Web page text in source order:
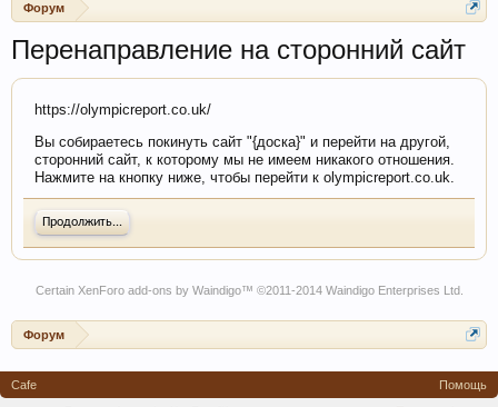
Форум
Перенаправление на сторонний сайт
https://olympicreport.co.uk/
Вы собираетесь покинуть сайт "{доска}" и перейти на другой,
сторонний сайт, к которому мы не имеем никакого отношения.
Нажмите на кнопку ниже, чтобы перейти к olympicreport.co.uk.
Продолжить...
Certain XenForo add-ons by Waindigo™ ©2011-2014 Waindigo Enterprises Ltd.
Форум
Cafe
Помощь